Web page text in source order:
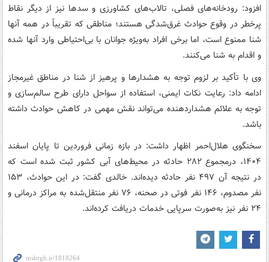
افزود: رودخانه‌های فصلی، تالاب‌های کشاورزی و سدها نیز از دیگر نقاط
پرخطر در وقوع حوادث غرق‌شدگی هستند؛ مناطقی که تقریباً در همه آنها
شنا ممنوع است، اما برخی افراد به‌ویژه جوانان با بی‌احتیاطی وارد آنها شده
و اقدام به شنا می‌کنند.
وی با تأکید بر لزوم توجه به هشدارها و پرهیز از شنا در مناطق غیرمجاز
ادامه داد: رعایت نکات ایمنی، استفاده از سواحل دارای طرح سالم‌سازی و
توجه به علائم هشداردهنده می‌تواند نقش مهمی در کاهش حوادث داشته
باشد.
سخنگوی هلال‌احمر اظهار داشت: در بازه زمانی فروردین تا پایان اسفند
۱۴۰۴، درمجموع ۲۸۲ حادثه در محیط‌های آبی کشور ثبت شده است که
در نتیجه آن ۴۹۷ نفر حادثه‌ دیده‌اند. خالدی گفت: در این حوادث، ۱۵۳
نفر مصدوم، ۱۴۶ نفر فوتی در صحنه، ۷۶ نفر منتقل‌شده به مراکز درمانی و
۲۴ نفر نیز به‌صورت سرپایی خدمات دریافت کرده‌اند.